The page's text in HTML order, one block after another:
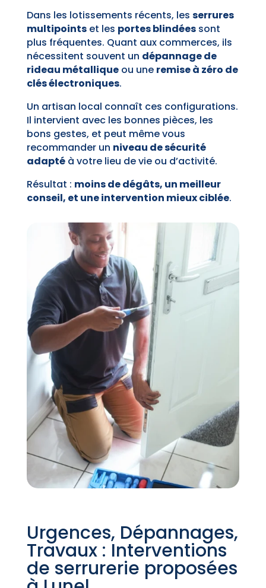
Dans les lotissements récents, les serrures
multipointset les portes blindéessont
plus fréquentes. Quant aux commerces, ils
nécessitent souvent un dépannage de
rideau métalliqueou une remise à zéro de
clés électroniques.
Un artisan local connaît ces configurations.
Il intervient avec les bonnes pièces, les
bons gestes, et peut même vous
recommander un niveau de sécurité
adaptéà votre lieu de vie ou d’activité.
Résultat : moins de dégâts, un meilleur
conseil, et une intervention mieux ciblée.
Urgences, Dépannages,
Travaux : Interventions
de serrurerie proposées